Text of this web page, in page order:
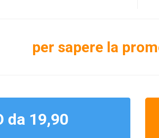
per sapere la
da 19,90